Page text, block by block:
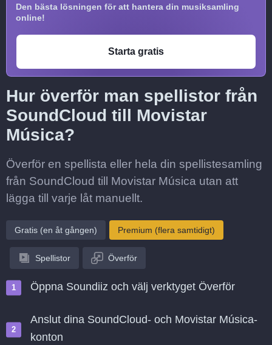
Den bästa lösningen för att hantera din musiksamling
online!
Starta gratis
Hur överför man spellistor från
SoundCloud till Movistar
Música?
Överför en spellista eller hela din spellistesamling
från SoundCloud till Movistar Música utan att
lägga till varje låt manuellt.
Gratis (en åt gången) Premium (flera samtidigt)
Spellistor Överför
Öppna Soundiiz och välj verktyget Överför
Anslut dina SoundCloud- och Movistar Música-
konton